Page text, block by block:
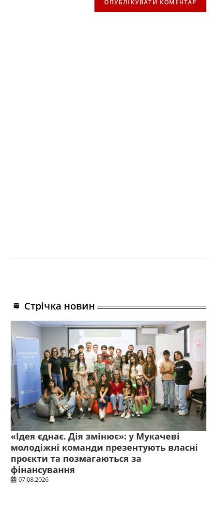
Стрічка новин
«Ідея єднає. Дія змінює»: у Мукачеві
молодіжні команди презентують власні
проєкти та позмагаються за
фінансування
07.08.2026